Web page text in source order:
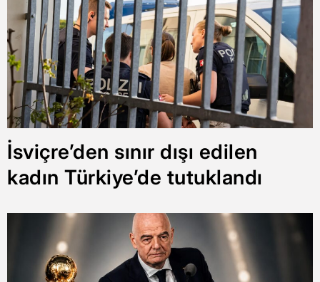
İsviçre’den sınır dışı edilen
kadın Türkiye’de tutuklandı